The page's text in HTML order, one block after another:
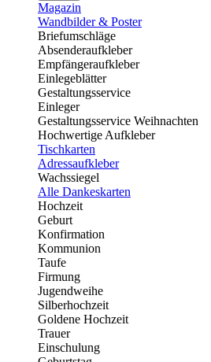
Magazin
Wandbilder & Poster
Briefumschläge
Absenderaufkleber
Empfängeraufkleber
Einlegeblätter
Gestaltungsservice
Einleger
Gestaltungsservice Weihnachten
Hochwertige Aufkleber
Tischkarten
Adressaufkleber
Wachssiegel
Alle Dankeskarten
Hochzeit
Geburt
Konfirmation
Kommunion
Taufe
Firmung
Jugendweihe
Silberhochzeit
Goldene Hochzeit
Trauer
Einschulung